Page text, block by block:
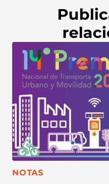
CATEGORÍA:
NOTAS